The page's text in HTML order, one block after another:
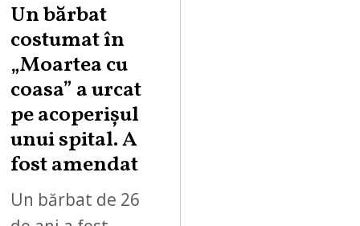
Un bărbat
costumat în
„Moartea cu
coasa” a urcat
pe acoperișul
unui spital. A
fost amendat
Un bărbat de 26